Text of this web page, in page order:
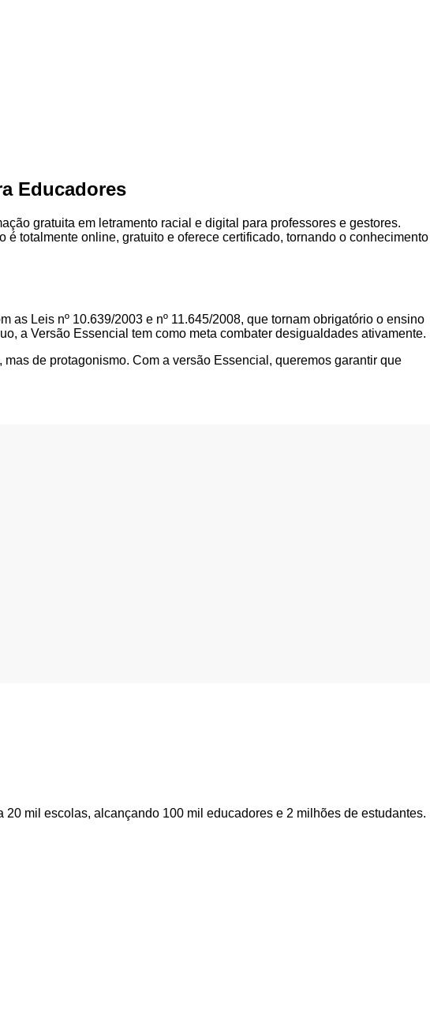
Educadores
gratuita em letramento racial e digital para professores e gestores.
é totalmente online, gratuito e oferece certificado, tornando o conhecimento
Leis nº 10.639/2003 e nº 11.645/2008, que tornam obrigatório o ensino
a Versão Essencial tem como meta combater desigualdades ativamente.
de protagonismo. Com a versão Essencial, queremos garantir que
mil escolas, alcançando 100 mil educadores e 2 milhões de estudantes.